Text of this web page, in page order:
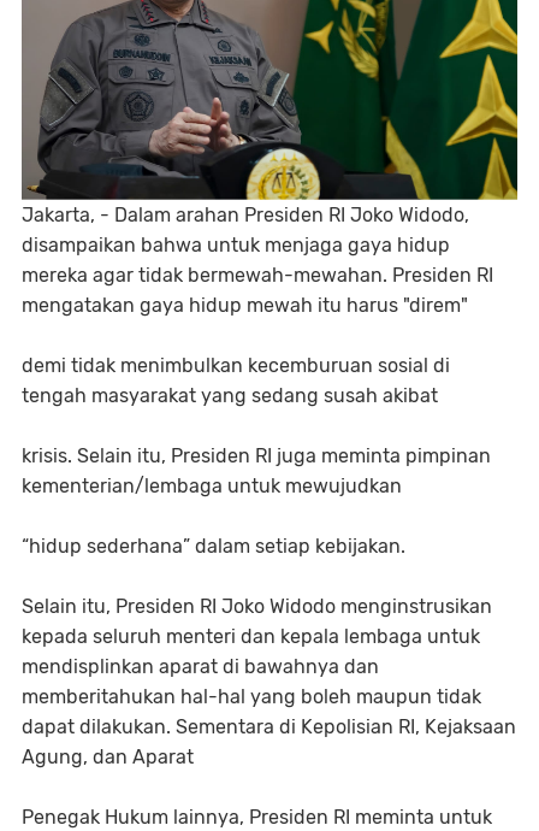
Jakarta, - Dalam arahan Presiden RI Joko Widodo,
disampaikan bahwa untuk menjaga gaya hidup
mereka agar tidak bermewah-mewahan. Presiden RI
mengatakan gaya hidup mewah itu harus "direm"
demi tidak menimbulkan kecemburuan sosial di
tengah masyarakat yang sedang susah akibat
krisis. Selain itu, Presiden RI juga meminta pimpinan
kementerian/lembaga untuk mewujudkan
“hidup sederhana” dalam setiap kebijakan.
Selain itu, Presiden RI Joko Widodo menginstrusikan
kepada seluruh menteri dan kepala lembaga untuk
mendisplinkan aparat di bawahnya dan
memberitahukan hal-hal yang boleh maupun tidak
dapat dilakukan. Sementara di Kepolisian RI, Kejaksaan
Agung, dan Aparat
Penegak Hukum lainnya, Presiden RI meminta untuk